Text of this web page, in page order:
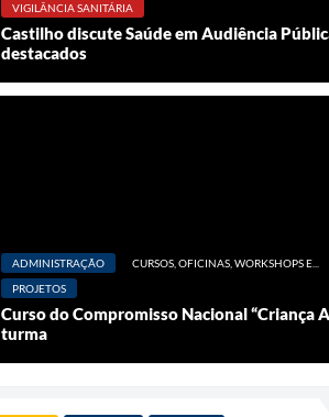
VIGILÂNCIA SANITÁRIA
Castilho discute Saúde em Audiência
destacados
ADMINISTRAÇÃO CURSOS, OFICINAS, WORKSHOPS E...
PROJETOS
Curso do Compromisso Nacional “Criança
turma